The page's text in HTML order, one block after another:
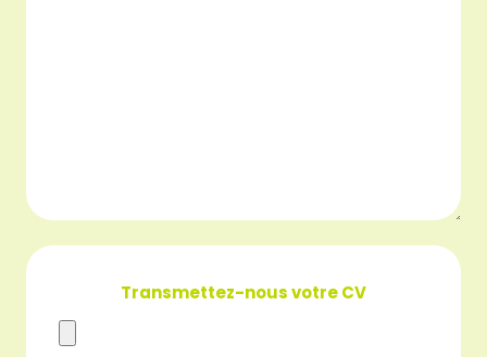
Transmettez-nous votre CV